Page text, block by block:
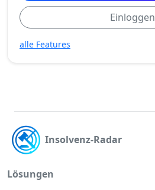
Einloggen
alle Features
Insolvenz-Radar
Lösungen